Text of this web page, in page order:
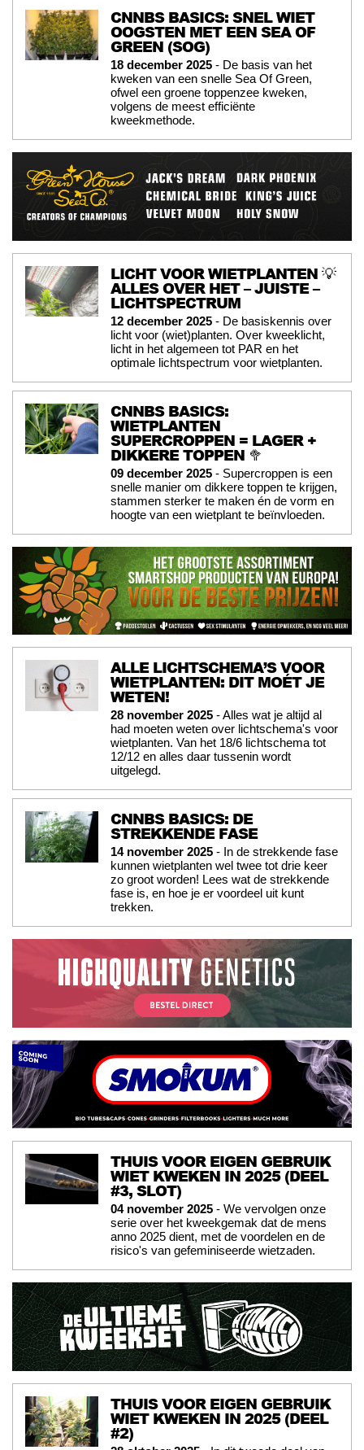
CNNBS BASICS: SNEL WIET
OOGSTEN MET EEN SEA OF
GREEN (SOG)
18 december 2025 - De basis van het
kweken van een snelle Sea Of Green,
ofwel een groene toppenzee kweken,
volgens de meest efficiënte
kweekmethode.
LICHT VOOR WIETPLANTEN 💡
ALLES OVER HET – JUISTE –
LICHTSPECTRUM
12 december 2025 - De basiskennis over
licht voor (wiet)planten. Over kweeklicht,
licht in het algemeen tot PAR en het
optimale lichtspectrum voor wietplanten.
CNNBS BASICS:
WIETPLANTEN
SUPERCROPPEN = LAGER +
DIKKERE TOPPEN 🥦
09 december 2025 - Supercroppen is een
snelle manier om dikkere toppen te krijgen,
stammen sterker te maken én de vorm en
hoogte van een wietplant te beïnvloeden.
ALLE LICHTSCHEMA’S VOOR
WIETPLANTEN: DIT MOÉT JE
WETEN!
28 november 2025 - Alles wat je altijd al
had moeten weten over lichtschema's voor
wietplanten. Van het 18/6 lichtschema tot
12/12 en alles daar tussenin wordt
uitgelegd.
CNNBS BASICS: DE
STREKKENDE FASE
14 november 2025 - In de strekkende fase
kunnen wietplanten wel twee tot drie keer
zo groot worden! Lees wat de strekkende
fase is, en hoe je er voordeel uit kunt
trekken.
THUIS VOOR EIGEN GEBRUIK
WIET KWEKEN IN 2025 (DEEL
#3, SLOT)
04 november 2025 - We vervolgen onze
serie over het kweekgemak dat de mens
anno 2025 dient, met de voordelen en de
risico's van gefeminiseerde wietzaden.
THUIS VOOR EIGEN GEBRUIK
WIET KWEKEN IN 2025 (DEEL
#2)